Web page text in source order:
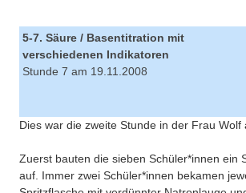
5-7. Säure / Basentitration mit
verschiedenen Indikatoren
Stunde 7 am 19.11.2008
Dies war die zweite Stunde in der Frau Wolf
Zuerst bauten die sieben Schüler*innen ein
auf. Immer zwei Schüler*innen bekamen